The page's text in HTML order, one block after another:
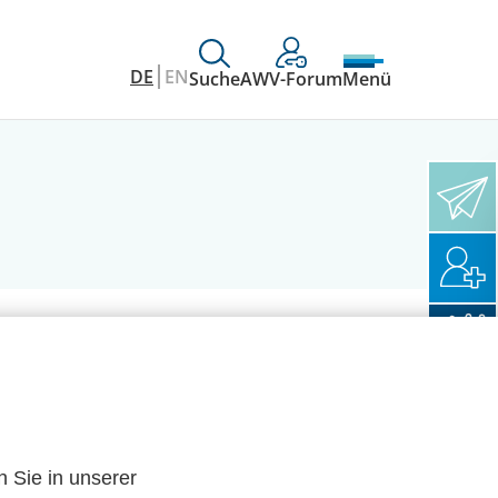
DE ENSucheAWV-ForumMenü
Sie in unserer